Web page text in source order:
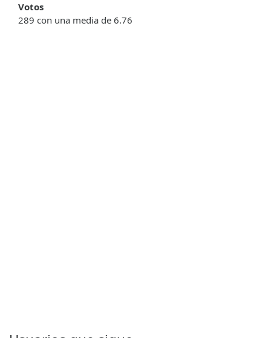
Votos
289 con una media de 6.76